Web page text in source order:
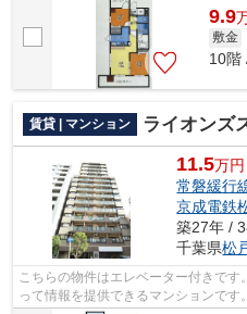
9.9
敷金
10階
賃貸 | マンション ライオンズス
11.5万円
常磐緩行
京成電鉄
築27年 /
千葉県松
こちらの物件はエレベーター付きで
って情報を提供できるマンションで